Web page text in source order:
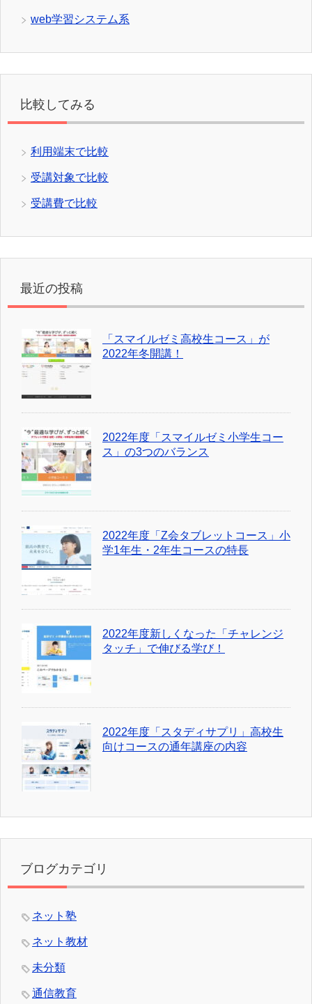
web学習システム系
比較してみる
利用端末で比較
受講対象で比較
受講費で比較
最近の投稿
「スマイルゼミ高校生コース」が
2022年冬開講！
2022年度「スマイルゼミ小学生コー
ス」の3つのバランス
2022年度「Z会タブレットコース」小
学1年生・2年生コースの特長
2022年度新しくなった「チャレンジ
タッチ」で伸びる学び！
2022年度「スタディサプリ」高校生
向けコースの通年講座の内容
ブログカテゴリ
ネット塾
ネット教材
未分類
通信教育